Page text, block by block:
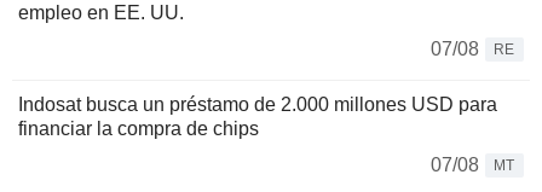
empleo en EE. UU.
07/08
RE
Indosat busca un préstamo de 2.000 millones USD para
financiar la compra de chips
07/08
MT